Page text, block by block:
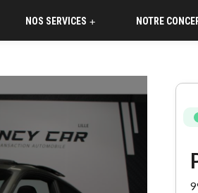
+
NOS SERVICES NOTRE